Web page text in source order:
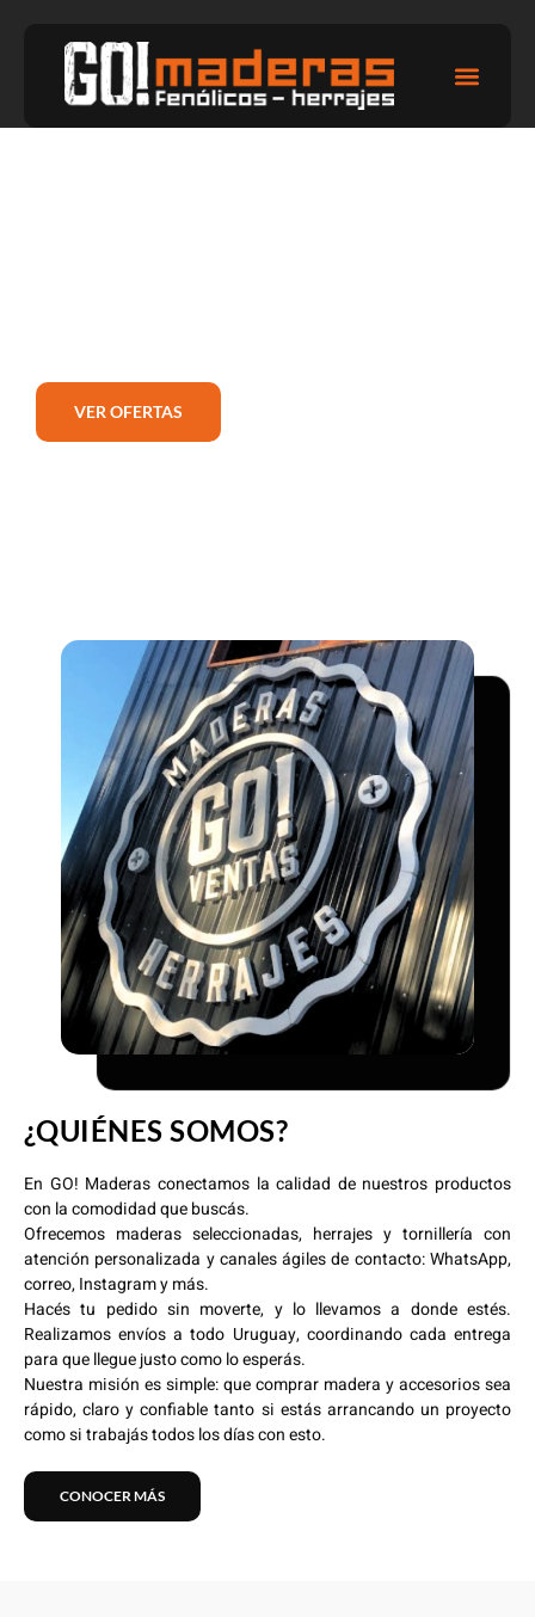
VER OFERTAS
¿QUIÉNES SOMOS?
En GO! Maderas conectamos la calidad de nuestros productos
con la comodidad que buscás.
Ofrecemos maderas seleccionadas, herrajes y tornillería con
atención personalizada y canales ágiles de contacto: WhatsApp,
correo, Instagram y más.
Hacés tu pedido sin moverte, y lo llevamos a donde estés.
Realizamos envíos a todo Uruguay, coordinando cada entrega
para que llegue justo como lo esperás.
Nuestra misión es simple: que comprar madera y accesorios sea
rápido, claro y confiable tanto si estás arrancando un proyecto
como si trabajás todos los días con esto.
CONOCER MÁS